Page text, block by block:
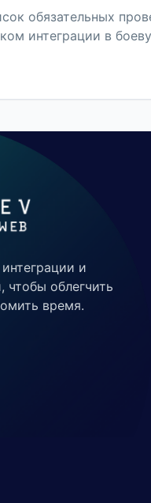
обязательных
интеграции в
и
чтобы облегчить
время.